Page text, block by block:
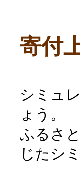
寄付
シミュ
ょう。
ふるさ
じたシ